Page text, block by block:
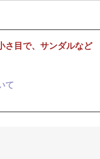
さ目で、サンダルなど
て